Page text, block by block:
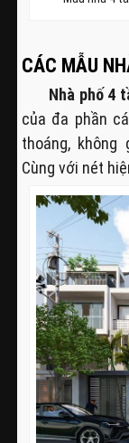
CÁC MẪU
Nhà phố 4
của đa phần
thoáng,
Cùng với nét